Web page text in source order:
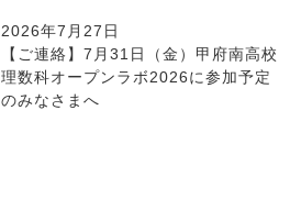
2026年7月27日
【ご連絡】7月31日（金）甲府南高校
理数科オープンラボ2026に参加予定
のみなさまへ